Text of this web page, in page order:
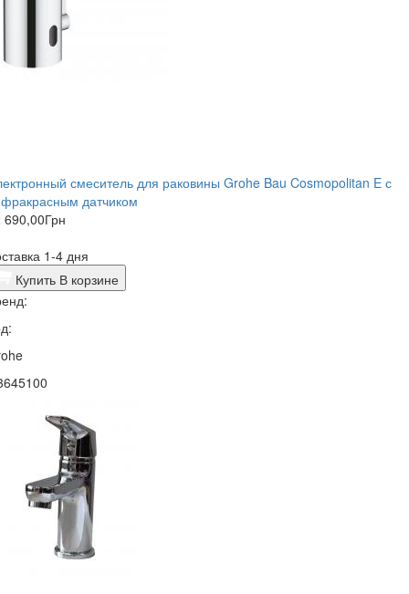
смеситель для раковины Grohe Bau Cosmopolitan E с
датчиком
690,00Грн
1-4 дня
Купить В корзине